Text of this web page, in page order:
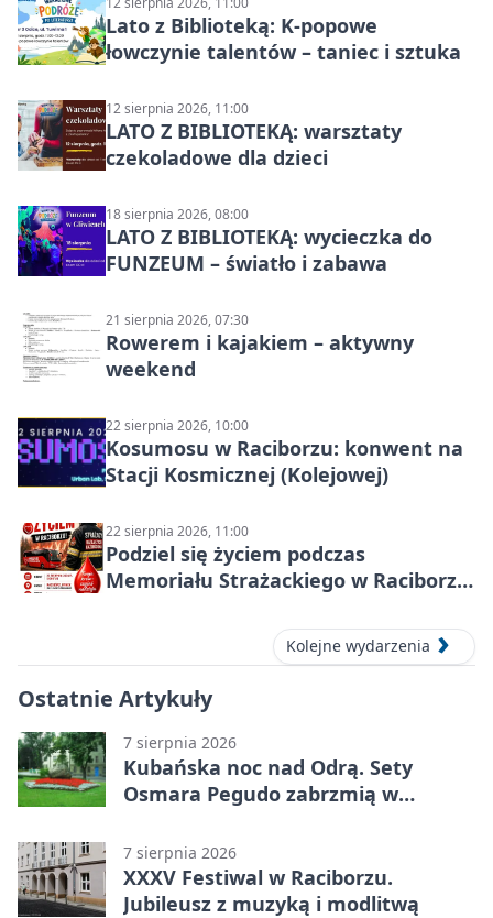
Lato z Biblioteką: K-popowe
łowczynie talentów – taniec i sztuka
12 sierpnia 2026, 11:00
LATO Z BIBLIOTEKĄ: warsztaty
czekoladowe dla dzieci
18 sierpnia 2026, 08:00
LATO Z BIBLIOTEKĄ: wycieczka do
FUNZEUM – światło i zabawa
21 sierpnia 2026, 07:30
Rowerem i kajakiem – aktywny
weekend
22 sierpnia 2026, 10:00
Kosumosu w Raciborzu: konwent na
Stacji Kosmicznej (Kolejowej)
22 sierpnia 2026, 11:00
Podziel się życiem podczas
Memoriału Strażackiego w Raciborzu
Kolejne wydarzenia
Ostatnie Artykuły
7 sierpnia 2026
Kubańska noc nad Odrą. Sety
Osmara Pegudo zabrzmią w
7 sierpnia 2026
XXXV Festiwal w Raciborzu.
Jubileusz z muzyką i modlitwą